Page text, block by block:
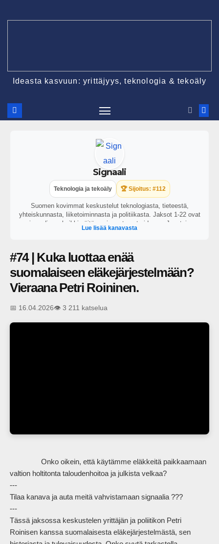
Ideasta kasvuun: yrittäjyys, teknologia & tekoäly
Signaali
Teknologia ja tekoäly 🏆 Sijoitus: #112
Suomen kovimmat keskustelut teknologiasta, tieteestä,
yhteiskunnasta, liiketoiminnasta ja politiikasta. Jaksot 1-22 ovat
vain audiona, kaikki näitä uusimmat ovat videona. Juontajana
toimii George Lapinlampi.
Lue lisää kanavasta
#74 | Kuka luottaa enää
suomalaiseen eläkejärjestelmään?
Vieraana Petri Roininen.
📅 16.04.2026👁️ 3 211 katselua
valtion holtitonta taloudenhoitoa ja julkista velkaa?
---
Tilaa kanava ja auta meitä vahvistamaan signaalia ???
---
Tässä jaksossa keskustelen yrittäjän ja poliitikon Petri
Roinisen kanssa suomalaisesta eläkejärjestelmästä, sen